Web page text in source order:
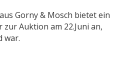
Gorny & Mosch bietet ein
Auktion am 22.Juni an,
war.